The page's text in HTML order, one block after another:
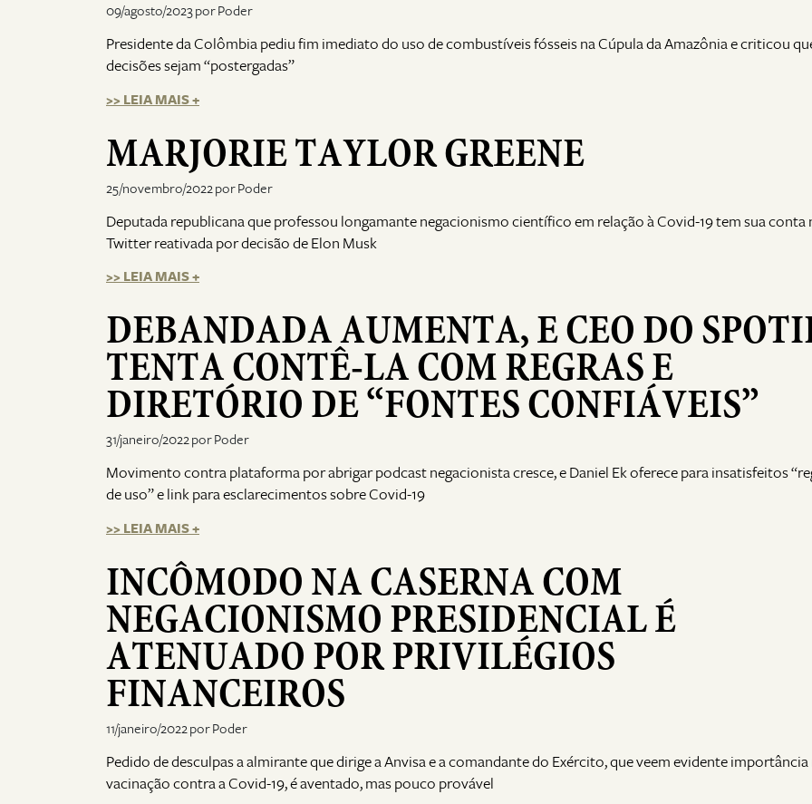
09/agosto/2023 por Poder
Presidente da Colômbia pediu fim imediato do uso de combustíveis fósseis na Cúpula da Amazônia e criticou
decisões sejam “postergadas”
>> LEIA MAIS +
MARJORIE TAYLOR GREENE
25/novembro/2022 por Poder
Deputada republicana que professou longamante negacionismo científico em relação à Covid-19 tem sua conta
Twitter reativada por decisão de Elon Musk
>> LEIA MAIS +
DEBANDADA AUMENTA, E CEO DO
TENTA CONTÊ-LA COM REGRAS E
DIRETÓRIO DE “FONTES CONFIÁVEIS”
31/janeiro/2022 por Poder
Movimento contra plataforma por abrigar podcast negacionista cresce, e Daniel Ek oferece para insatisfeitos
de uso” e link para esclarecimentos sobre Covid-19
>> LEIA MAIS +
INCÔMODO NA CASERNA COM
NEGACIONISMO PRESIDENCIAL É
ATENUADO POR PRIVILÉGIOS
FINANCEIROS
11/janeiro/2022 por Poder
Pedido de desculpas a almirante que dirige a Anvisa e a comandante do Exército, que veem evidente importância
vacinação contra a Covid-19, é aventado, mas pouco provável